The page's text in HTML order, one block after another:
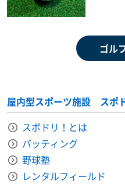
ゴル
屋内型スポーツ施設 スポ
スポドリ！とは
バッティング
野球塾
レンタルフィールド